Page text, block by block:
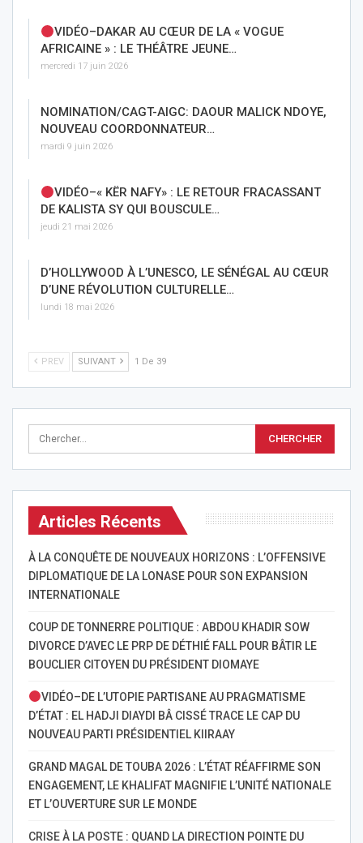
VIDÉO–DAKAR AU CŒUR DE LA « VOGUE
AFRICAINE » : LE THÉÂTRE JEUNE…
mercredi 17 juin 2026
NOMINATION/CAGT-AIGC: DAOUR MALICK NDOYE,
NOUVEAU COORDONNATEUR…
mardi 9 juin 2026
VIDÉO–« KËR NAFY» : LE RETOUR FRACASSANT
DE KALISTA SY QUI BOUSCULE…
jeudi 21 mai 2026
D’HOLLYWOOD À L’UNESCO, LE SÉNÉGAL AU CŒUR
D’UNE RÉVOLUTION CULTURELLE…
lundi 18 mai 2026
PREV SUIVANT 1 De 39
Articles Récents
À LA CONQUÊTE DE NOUVEAUX HORIZONS : L’OFFENSIVE
DIPLOMATIQUE DE LA LONASE POUR SON EXPANSION
INTERNATIONALE
COUP DE TONNERRE POLITIQUE : ABDOU KHADIR SOW
DIVORCE D’AVEC LE PRP DE DÉTHIÉ FALL POUR BÂTIR LE
BOUCLIER CITOYEN DU PRÉSIDENT DIOMAYE
VIDÉO–DE L’UTOPIE PARTISANE AU PRAGMATISME
D’ÉTAT : EL HADJI DIAYDI BÂ CISSÉ TRACE LE CAP DU
NOUVEAU PARTI PRÉSIDENTIEL KIIRAAY
GRAND MAGAL DE TOUBA 2026 : L’ÉTAT RÉAFFIRME SON
ENGAGEMENT, LE KHALIFAT MAGNIFIE L’UNITÉ NATIONALE
ET L’OUVERTURE SUR LE MONDE
CRISE À LA POSTE : QUAND LA DIRECTION POINTE DU